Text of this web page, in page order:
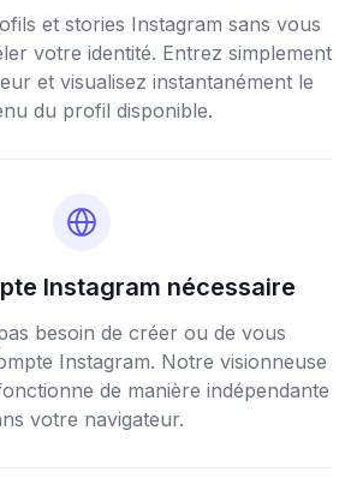
et stories Instagram sans vous
votre identité. Entrez simplement
et visualisez instantanément le
du profil disponible.
Instagram nécessaire
besoin de créer ou de vous
Instagram. Notre visionneuse
de manière indépendante
votre navigateur.